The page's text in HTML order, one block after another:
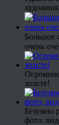
Большое
очень
холсте!
Безумно
фото,